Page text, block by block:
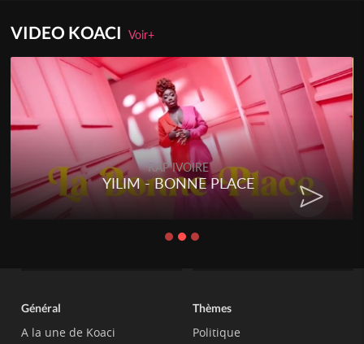
VIDEO KOACIVoir+
RAP IVOIRE
RENARD BARAKISSA - DOS DE
CHAT
Général
A la une de Koaci
Thèmes
Politique